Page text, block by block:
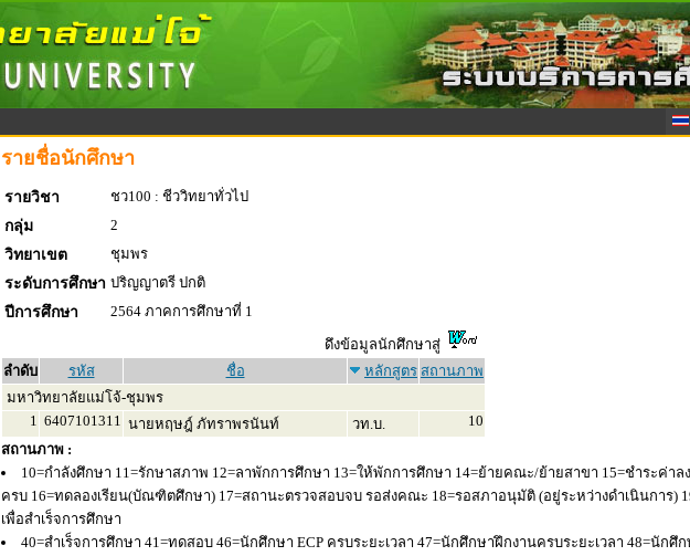
รายชื่อนักศึกษา
รายวิชา
ชว100 : ชีววิทยาทั่วไป
กลุ่ม
2
วิทยาเขต
ชุมพร
ระดับการศึกษา ปริญญาตรี ปกติ
ปีการศึกษา
2564 ภาคการศึกษาที่ 1
ดึงข้อมูลนักศึกษาสู่
ลำดับ
รหัส ชื่อ หลักสูตร สถานภาพ
มหาวิทยาลัยแม่โจ้-ชุมพร
1 6407101311 นายหฤษฎ์ ภัทราพรนันท์ วท.บ.
10
สถานภาพ :
10=กำลังศึกษา 11=รักษาสภาพ 12=ลาพักการศึกษา 13=ให้พักการศึกษา 14=ย้ายคณะ/ย้ายสาขา 15=ชำระค่าล
ครบ 16=ทดลองเรียน(บัณฑิตศึกษา) 17=สถานะตรวจสอบจบ รอส่งคณะ 18=รอสภาอนุมัติ (อยู่ระหว่างดำเนินการ)
เพื่อสำเร็จการศึกษา
40=สำเร็จการศึกษา 41=ทดสอบ 46=นักศึกษา ECP ครบระยะเวลา 47=นักศึกษาฝึกงานครบระยะเวลา 48=นักศึ